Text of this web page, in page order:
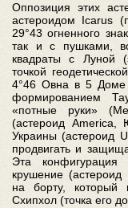
Оппозиция этих
астероидом Icarus
29°43 огненного
так и с пушками,
квадраты с Луной
точкой
4°46 Овна в 5 Доме
формированием
«потные руки»
(астероид
Украины (астероид
продвигать и
Эта конфигурация
крушение
на борту, который
Схипхол (точка его